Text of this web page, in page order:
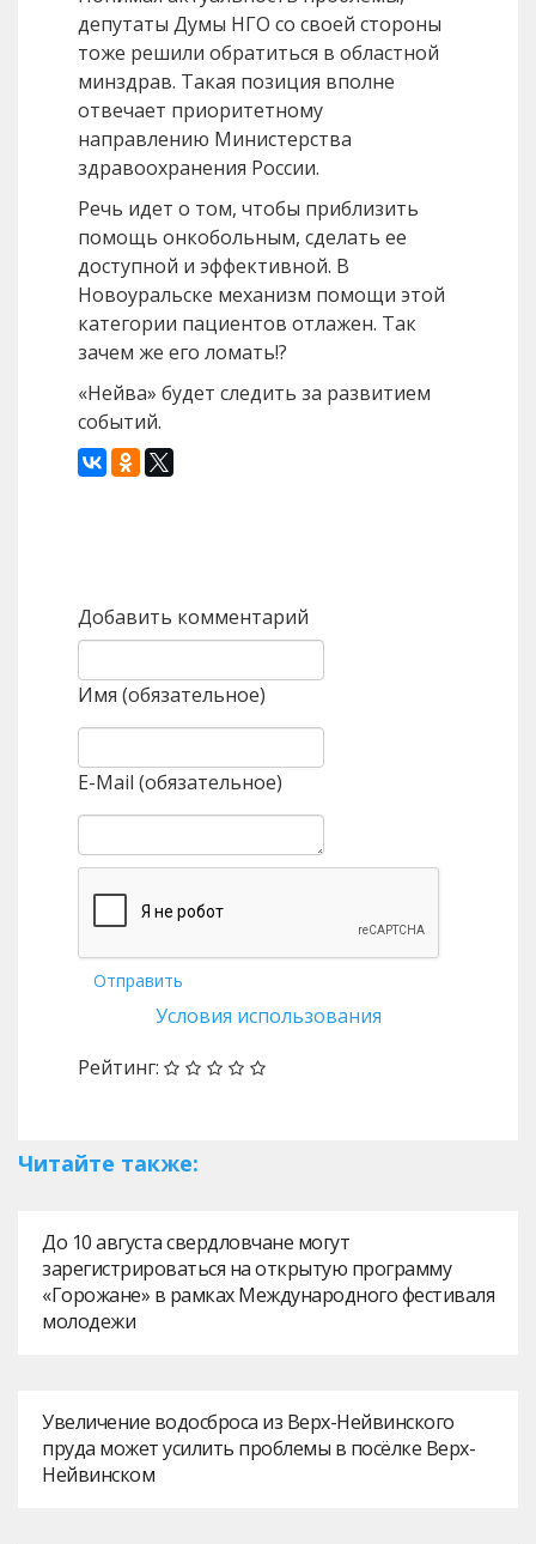
депутаты Думы НГО со своей стороны
тоже решили обратиться в областной
минздрав. Такая позиция вполне
отвечает приоритетному
направлению Министерства
здравоохранения России.
Речь идет о том, чтобы приблизить
помощь онкобольным, сделать ее
доступной и эффективной. В
Новоуральске механизм помощи этой
категории пациентов отлажен. Так
зачем же его ломать!?
«Нейва» будет следить за развитием
событий.
Добавить комментарий
Имя (обязательное)
E-Mail (обязательное)
Отправить
Условия использования
Рейтинг:
Читайте также:
До 10 августа свердловчане могут
зарегистрироваться на открытую программу
«Горожане» в рамках Международного фестиваля
молодежи
Увеличение водосброса из Верх-Нейвинского
пруда может усилить проблемы в посёлке Верх-
Нейвинском